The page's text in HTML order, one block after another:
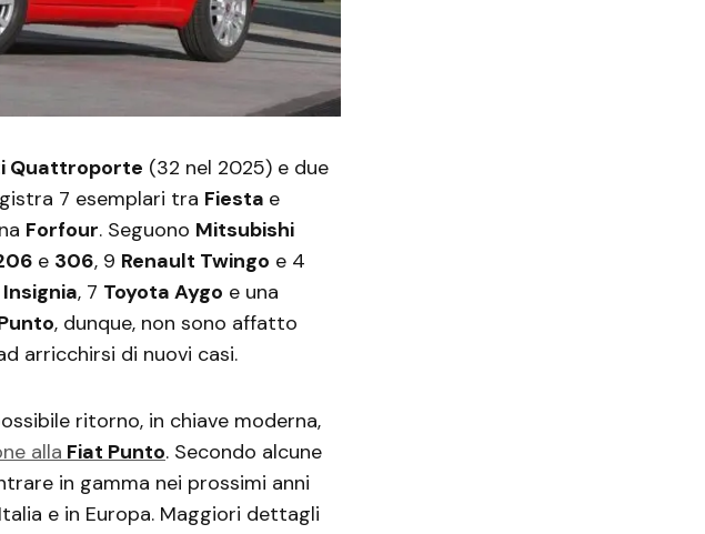
Quattroporte (32 nel 2025) e due
7 esemplari tra Fiesta e
Forfour. Seguono Mitsubishi
e 306, 9 Renault Twingo e 4
, 7 Toyota Aygo e una
, dunque, non sono affatto
arricchirsi di nuovi casi.
ritorno, in chiave moderna,
alla Fiat Punto. Secondo alcune
in gamma nei prossimi anni
e in Europa. Maggiori dettagli